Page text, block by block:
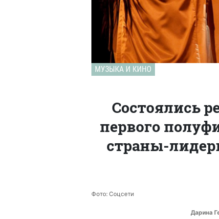
МУЗЫКА И КИНО
Состоялись
первого
страны-
Фото: Соцсети
Дарина